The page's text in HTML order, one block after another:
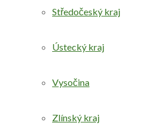
Středočeský kraj
Ústecký kraj
Vysočina
Zlínský kraj